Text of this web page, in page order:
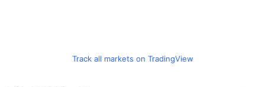
Track all markets on TradingView